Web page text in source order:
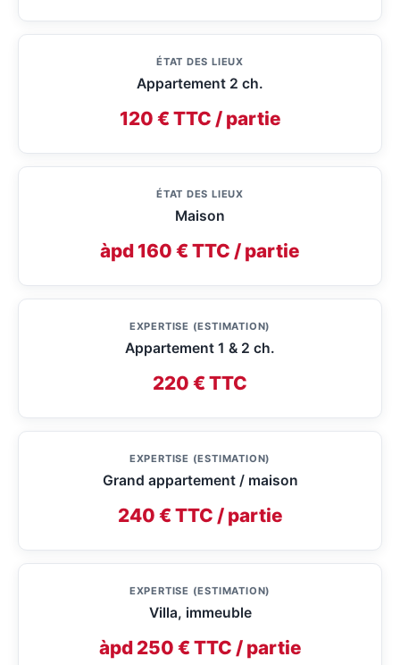
ÉTAT DES LIEUX
Appartement 2 ch.
120 € TTC / partie
ÉTAT DES LIEUX
Maison
àpd 160 € TTC / partie
EXPERTISE (ESTIMATION)
Appartement 1 & 2 ch.
220 € TTC
EXPERTISE (ESTIMATION)
Grand appartement / maison
240 € TTC / partie
EXPERTISE (ESTIMATION)
Villa, immeuble
àpd 250 € TTC / partie